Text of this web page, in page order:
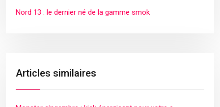
Nord 13 : le dernier né de la gamme smok
Articles similaires